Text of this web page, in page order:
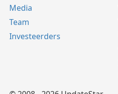
Media
Team
Investeerders